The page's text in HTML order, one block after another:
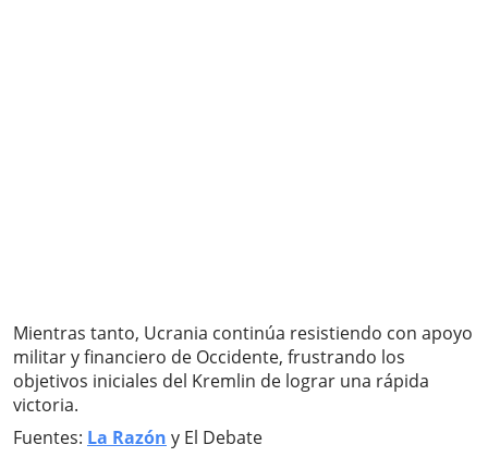
Mientras tanto, Ucrania continúa resistiendo con apoyo
militar y financiero de Occidente, frustrando los
objetivos iniciales del Kremlin de lograr una rápida
victoria.
Fuentes: La Razón y El Debate